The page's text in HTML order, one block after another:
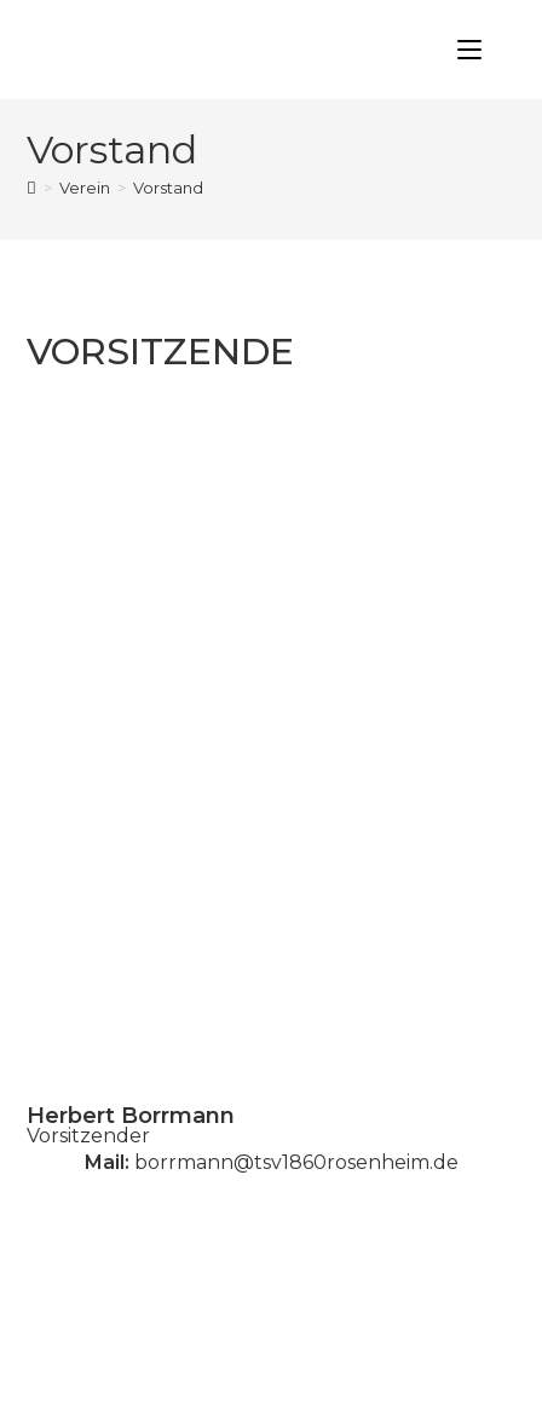
Vorstand
> Verein > Vorstand
VORSITZENDE
Herbert Borrmann
Vorsitzender
Mail: borrmann@tsv1860rosenheim.de